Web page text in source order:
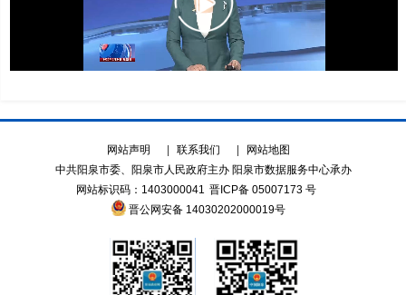
网站声明 联系我们
网站地图
中共阳泉市委、阳泉市人民政府主办 阳泉市数据服务中心承办
网站标识码：1403000041 晋ICP备 05007173 号
晋公网安备 14030202000019号